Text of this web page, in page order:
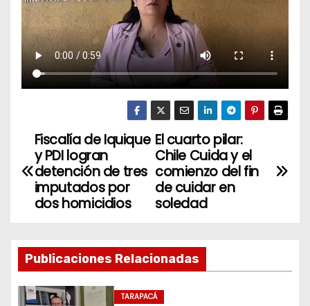
N
a
g
a
El cuarto pilar:
Chile Cuida y el
comienzo del fin
de cuidar en
soledad
Fiscalía de Iquique
y PDI logran
detención de tres
imputados por
dos homicidios
Publicaciones Relacionadas
TARAPACÁ